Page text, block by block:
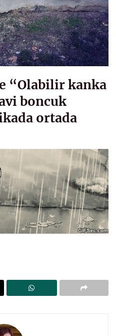
“Olabilir kanka
boncuk
ortada